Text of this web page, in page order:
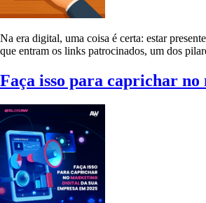
Na era digital, uma coisa é certa: estar
que entram os links patrocinados, um dos
Faça isso para caprichar